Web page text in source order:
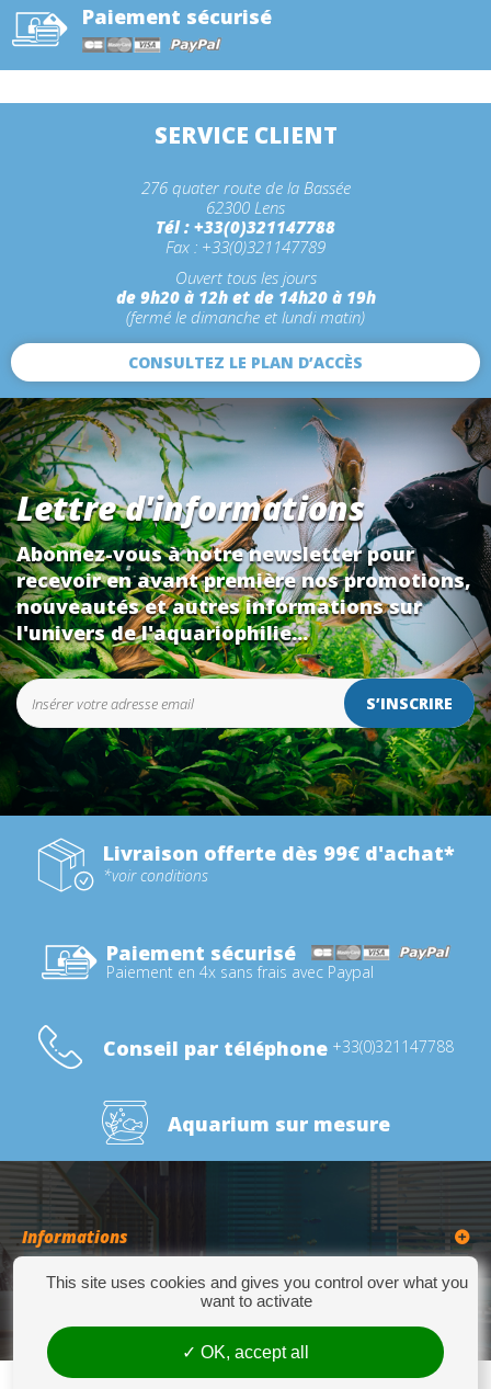
Paiement sécurisé
SERVICE CLIENT
276 quater route de la Bassée
62300 Lens
Tél : +33(0)321147788
Fax : +33(0)321147789
Ouvert tous les jours
de 9h20 à 12h et de 14h20 à 19h
(fermé le dimanche et lundi matin)
CONSULTEZ LE PLAN D’ACCÈS
Lettre d'informations
Abonnez-vous à notre newsletter pour
recevoir en avant première nos promotions,
nouveautés et autres informations sur
l'univers de l'aquariophilie...
S’INSCRIRE
Livraison offerte dès 99€ d'achat*
*voir conditions
Paiement sécurisé
Paiement en 4x sans frais avec Paypal
Conseil par téléphone +33(0)321147788
Aquarium sur mesure
Informations
Catégories
This site uses cookies and gives you control over what you
want to activate
OK, accept all